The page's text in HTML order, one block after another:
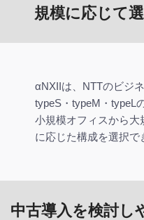
規模に応じて
αNXIIは、NTTのビジ
typeS・typeM・typeL
小規模オフィスから大
に応じた構成を選択で
中古導入を検討し